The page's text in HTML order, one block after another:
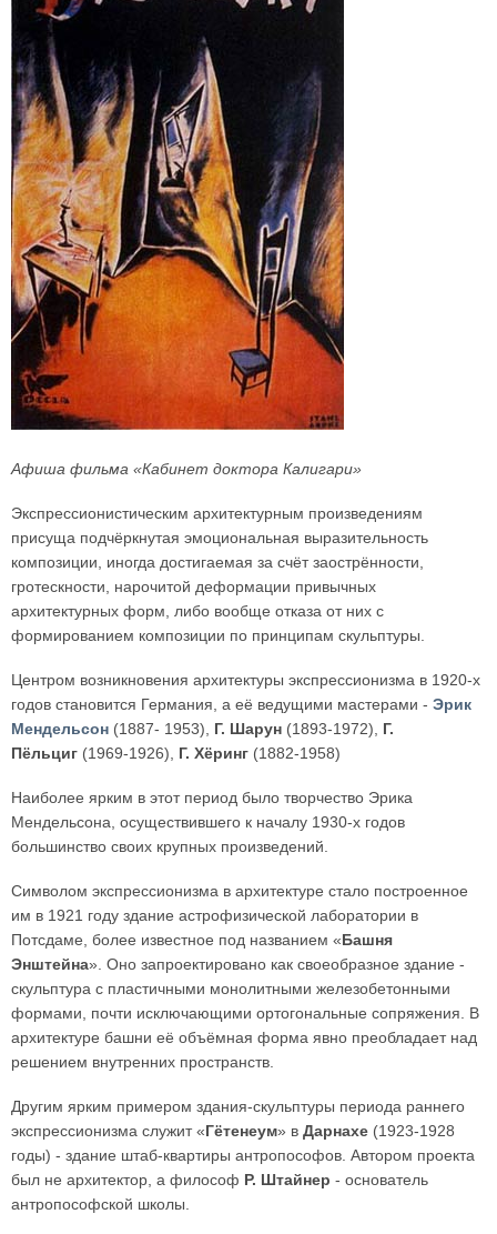
Афиша фильма «Кабинет доктора Калигари»
Экспрессионистическим архитектурным произведениям
присуща подчёркнутая эмоциональная выразительность
композиции, иногда достигаемая за счёт заострённости,
гротескности, нарочитой деформации привычных
архитектурных форм, либо вообще отказа от них с
формированием композиции по принципам скульптуры.
Центром возникновения архитектуры экспрессионизма в 1920-х
годов становится Германия, а её ведущими мастерами - Эрик
Мендельсон (1887- 1953), Г. Шарун (1893-1972), Г.
Пёльциг (1969-1926), Г. Хёринг (1882-1958)
Наиболее ярким в этот период было творчество Эрика
Мендельсона, осуществившего к началу 1930-х годов
большинство своих крупных произведений.
Символом экспрессионизма в архитектуре стало построенное
им в 1921 году здание астрофизической лаборатории в
Потсдаме, более известное под названием «Башня
Энштейна». Оно запроектировано как своеобразное здание -
скульптура с пластичными монолитными железобетонными
формами, почти исключающими ортогональные сопряжения. В
архитектуре башни её объёмная форма явно преобладает над
решением внутренних пространств.
Другим ярким примером здания-скульптуры периода раннего
экспрессионизма служит «Гётенеум» в Дарнахе (1923-1928
годы) - здание штаб-квартиры антропософов. Автором проекта
был не архитектор, а философ Р. Штайнер - основатель
антропософской школы.